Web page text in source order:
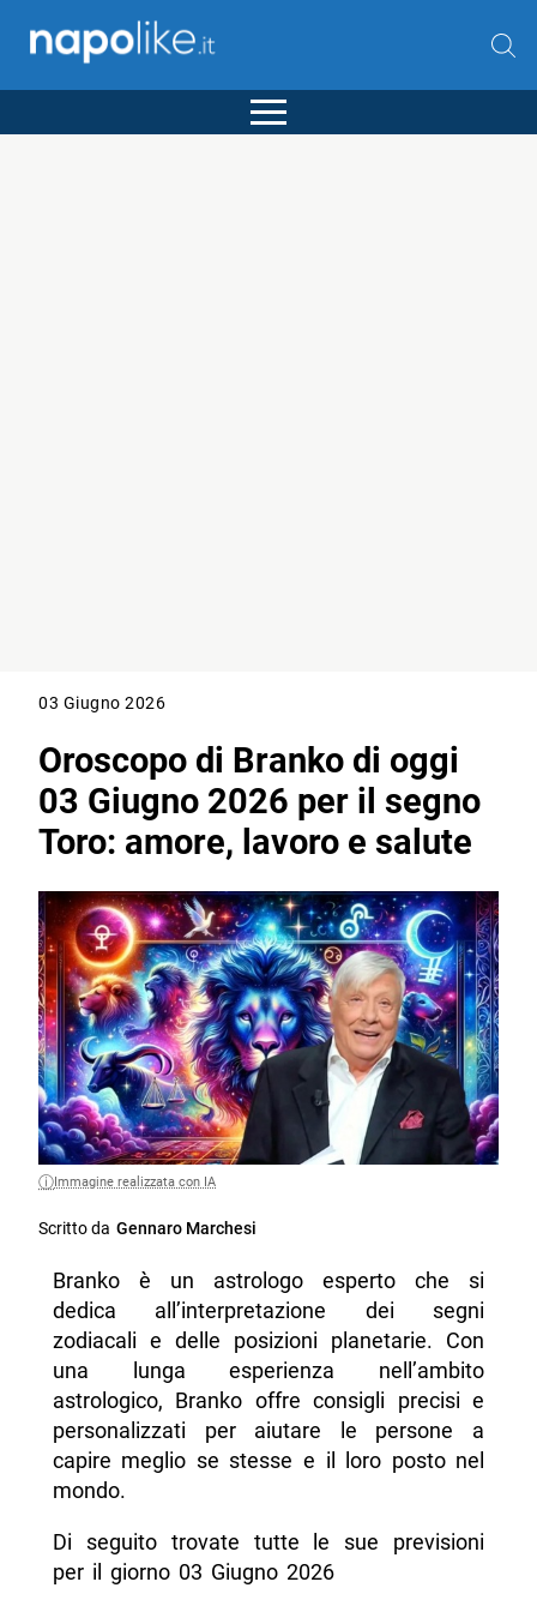
03 Giugno 2026
Oroscopo di Branko di oggi
03 Giugno 2026 per il segno
Toro: amore, lavoro e salute
Immagine realizzata con IA
Scritto da Gennaro Marchesi
Branko è un astrologo esperto che si
dedica all’interpretazione dei segni
zodiacali e delle posizioni planetarie. Con
una lunga esperienza nell’ambito
astrologico, Branko offre consigli precisi e
personalizzati per aiutare le persone a
capire meglio se stesse e il loro posto nel
mondo.
Di seguito trovate tutte le sue previsioni
per il giorno 03 Giugno 2026